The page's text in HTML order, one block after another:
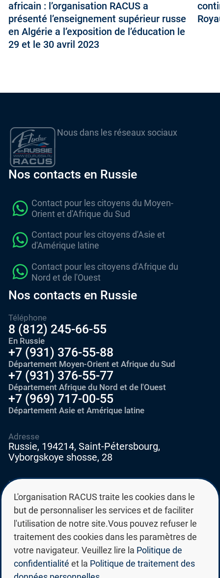
africain : l’organisation RACUS a
présenté l’enseignement supérieur russe
en Algérie a l’exposition de l’éducation le
29 et le 30 avril 2023
Nous dans les réseaux sociaux
Nos contacts en Russie
Contact pour les citoyens du Moyen-
Orient et d'Afrique du Sud
Contact pour les citoyens d'Asie et
d'Amérique latine
Contact pour les citoyens d'Afrique du
Nord et de l'Ouest
Nos contacts en Russie
Téléphone
8 (812) 245-66-55
En Russie
+7 (931) 376-55-88
Département Moyen-Orient et Afrique du Sud
+7 (931) 376-55-77
Département Afrique du Nord et de l'Ouest
+7 (969) 717-00-55
Département Asie et Amérique latine
E-mail
education@edurussia.org
edurussia@racus.ru
Adresse
Russie, 194214, Saint-Pétersbourg,
Vyborgskoye shosse, 28
Politique de confidentialité
L'organisation RACUS traite les cookies dans le
but de personnaliser les services et de faciliter
l'utilisation de notre site.Vous pouvez refuser le
traitement des cookies dans les paramètres de
votre navigateur. Veuillez lire la Politique de
confidentialité et la Politique de traitement des